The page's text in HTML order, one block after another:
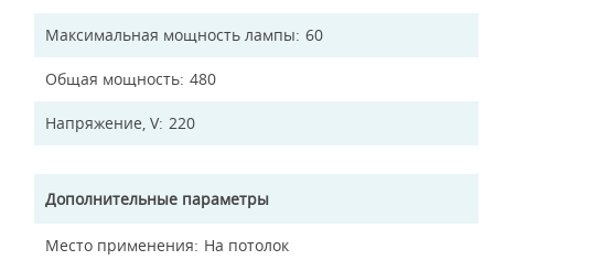
Максимальная мощность лампы 60
Общая мощность 480
Напряжение, V 220
Дополнительные параметры
Место применения На потолок